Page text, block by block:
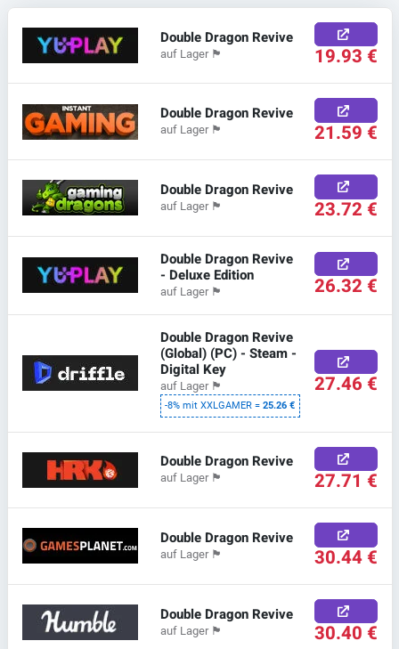
Double Dragon Revive
auf Lager 🏴 19.93 €
Double Dragon Revive
auf Lager 🏴 21.59 €
Double Dragon Revive
auf Lager 🏴 23.72 €
Double Dragon Revive
- Deluxe Edition
auf Lager 🏴 26.32 €
Double Dragon Revive
(Global) (PC) - Steam -
Digital Key
auf Lager 🏴
-8% mit XXLGAMER =25.26 €
27.46 €
Double Dragon Revive
auf Lager 🏴 27.71 €
Double Dragon Revive
auf Lager 🏴 30.44 €
Double Dragon Revive
auf Lager 🏴 30.40 €